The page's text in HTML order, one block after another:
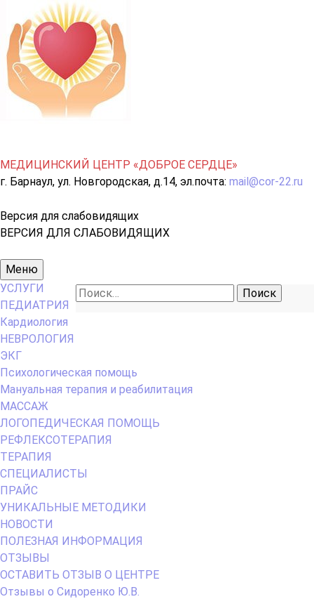
МЕДИЦИНСКИЙ ЦЕНТР «ДОБРОЕ СЕРДЦЕ»
г. Барнаул, ул. Новгородская, д.14, эл.почта: mail@cor-22.ru
Версия для слабовидящих
ВЕРСИЯ ДЛЯ СЛАБОВИДЯЩИХ
Основное
меню
Меню
Найти:
УСЛУГИ
ПЕДИАТРИЯ
Кардиология
НЕВРОЛОГИЯ
ЭКГ
Психологическая помощь
Мануальная терапия и реабилитация
МАССАЖ
ЛОГОПЕДИЧЕСКАЯ ПОМОЩЬ
РЕФЛЕКСОТЕРАПИЯ
ТЕРАПИЯ
СПЕЦИАЛИСТЫ
ПРАЙС
УНИКАЛЬНЫЕ МЕТОДИКИ
НОВОСТИ
ПОЛЕЗНАЯ ИНФОРМАЦИЯ
ОТЗЫВЫ
ОСТАВИТЬ ОТЗЫВ О ЦЕНТРЕ
Отзывы о Сидоренко Ю.В.